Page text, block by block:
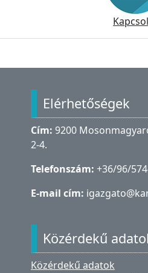
Elérhetőségek
Cím: 9200
2-4.
Telefonszám: +36/96/
E-mail cím:
Közérdekű
Közérdekű adatok